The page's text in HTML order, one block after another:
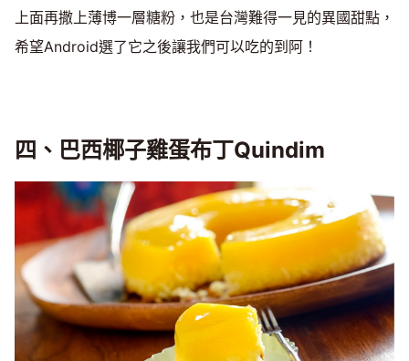
上面再撒上薄博一層糖粉，也是台灣難得一見的異國甜點，
希望Android選了它之後讓我們可以吃的到阿！
四、巴西椰子雞蛋布丁Quindim